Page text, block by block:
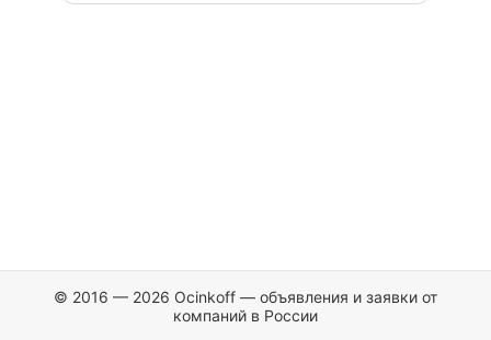
© 2016 — 2026 Ocinkoff — объявления и заявки от
компаний в России